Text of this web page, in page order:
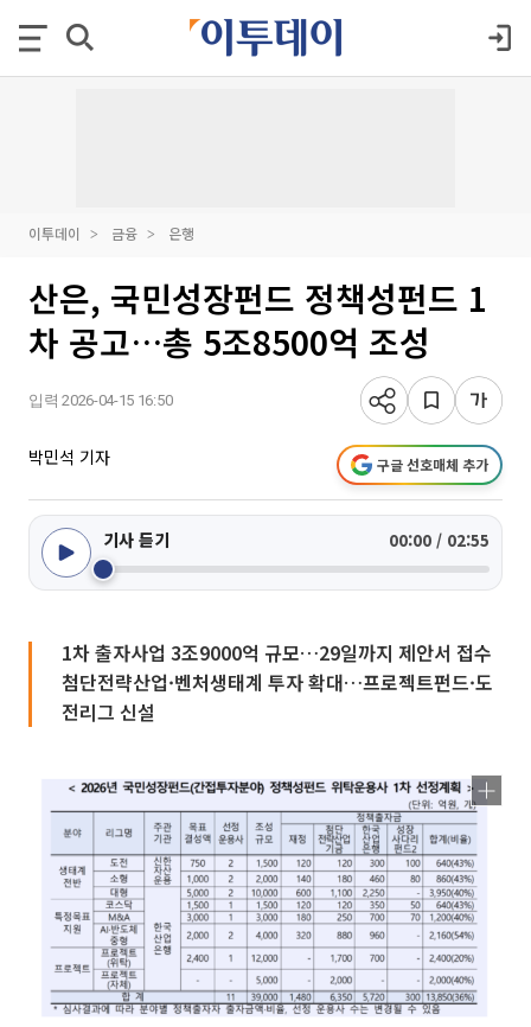
이투데이 금융 은행
산은, 국민성장펀드 정책성펀드 1
차 공고…총 5조8500억 조성
입력 2026-04-15 16:50
박민석 기자 구글 선호매체 추가
기사 듣기 00:00 / 02:55
1차 출자사업 3조9000억 규모…29일까지 제안서 접수
첨단전략산업·벤처생태계 투자 확대…프로젝트펀드·도
전리그 신설